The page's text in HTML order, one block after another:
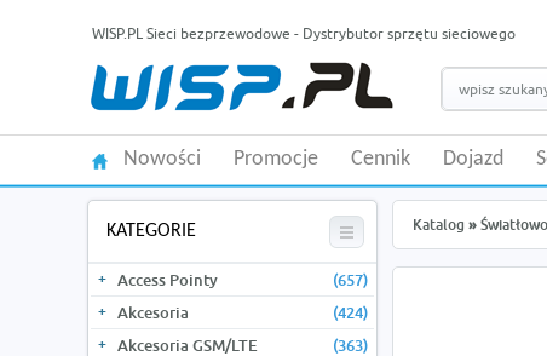
WISP.PL Sieci bezprzewodowe - Dystrybutor sprzętu sieciowego
Nowości Promocje Cennik Dojazd
KATEGORIE
Access Pointy
(657)
Akcesoria
(424)
Akcesoria GSM/LTE
(363)
Katalog »